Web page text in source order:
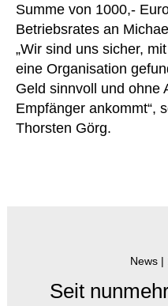
Summe von 1000,-
Betriebsrates an
„Wir sind uns sicher,
eine Organisation
Geld sinnvoll und ohne
Empfänger ankommt“,
Thorsten Görg.
News |
Seit